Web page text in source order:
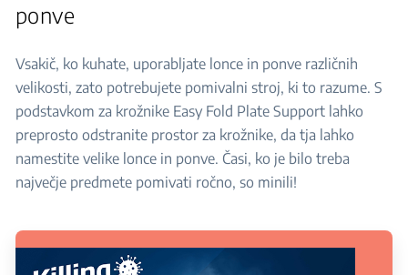
ponve
Vsakič, ko kuhate, uporabljate lonce in ponve različnih
velikosti, zato potrebujete pomivalni stroj, ki to razume. S
podstavkom za krožnike Easy Fold Plate Support lahko
preprosto odstranite prostor za krožnike, da tja lahko
namestite velike lonce in ponve. Časi, ko je bilo treba
največje predmete pomivati ročno, so minili!